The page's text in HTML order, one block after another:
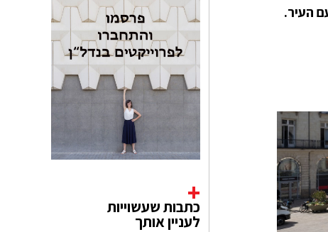
כתבות שעשוייות
לעניין אותך